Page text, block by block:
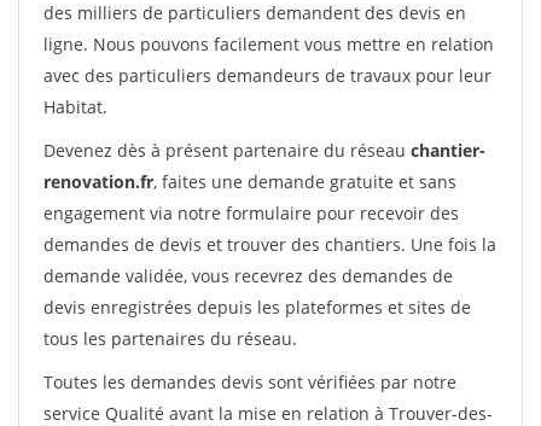
des milliers de particuliers demandent des devis en
ligne. Nous pouvons facilement vous mettre en relation
avec des particuliers demandeurs de travaux pour leur
Habitat.
Devenez dès à présent partenaire du réseau chantier-
renovation.fr, faites une demande gratuite et sans
engagement via notre formulaire pour recevoir des
demandes de devis et trouver des chantiers. Une fois la
demande validée, vous recevrez des demandes de
devis enregistrées depuis les plateformes et sites de
tous les partenaires du réseau.
Toutes les demandes devis sont vérifiées par notre
service Qualité avant la mise en relation à Trouver-des-